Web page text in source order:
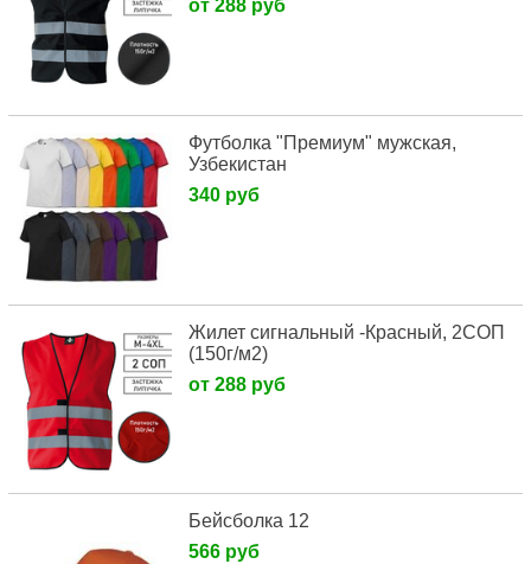
от 288 руб
Футболка "Премиум" мужская,
Узбекистан
340 руб
Жилет сигнальный -Красный, 2СОП
(150г/м2)
от 288 руб
Бейсболка 12
566 руб